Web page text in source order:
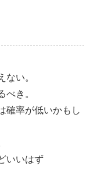
ない。
べき。
確率が低いかもし
いいはず